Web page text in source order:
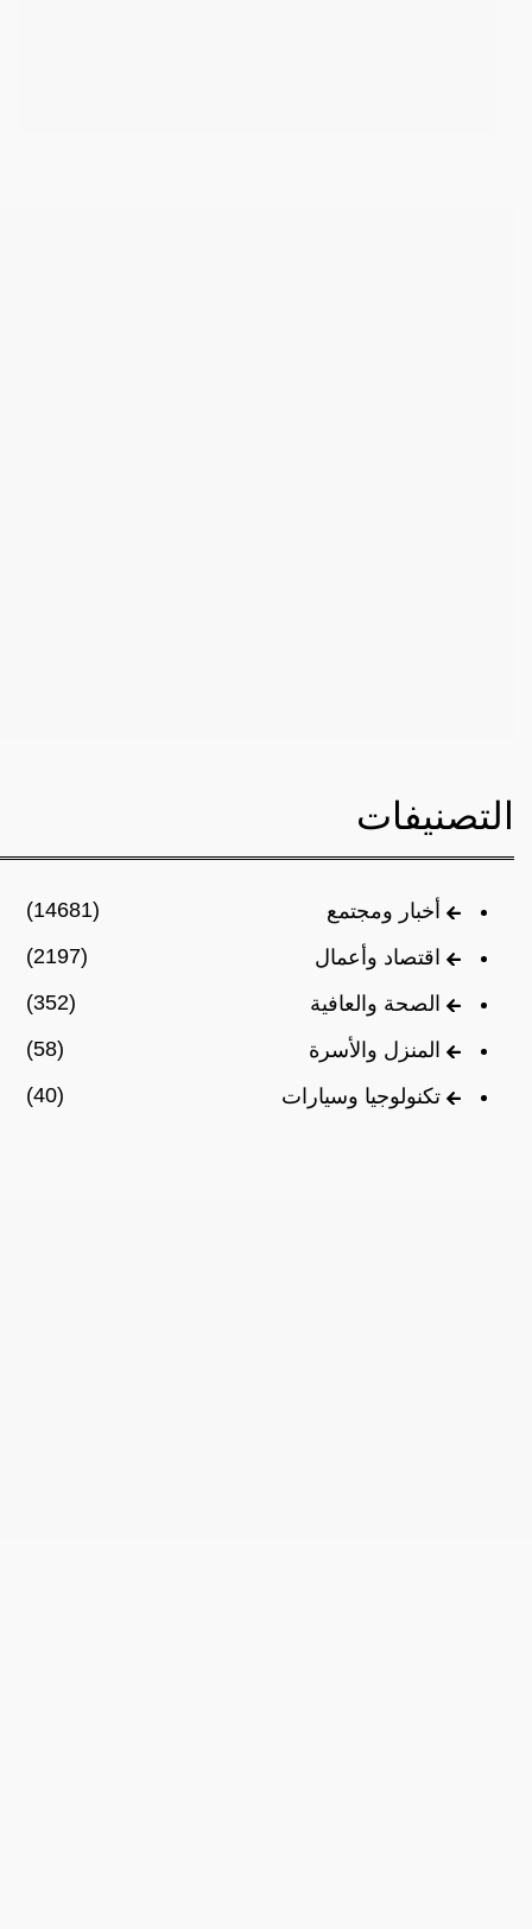
التصنيفات
أخبار ومجتمع
(14681)
اقتصاد وأعمال
(2197)
الصحة والعافية
(352)
المنزل والأسرة
(58)
تكنولوجيا وسيارات
(40)